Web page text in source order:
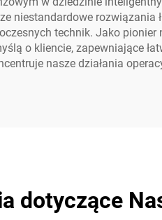
niestandardowe
technik. Jako
o kliencie, zapewniające
nasze działania
dotyczące